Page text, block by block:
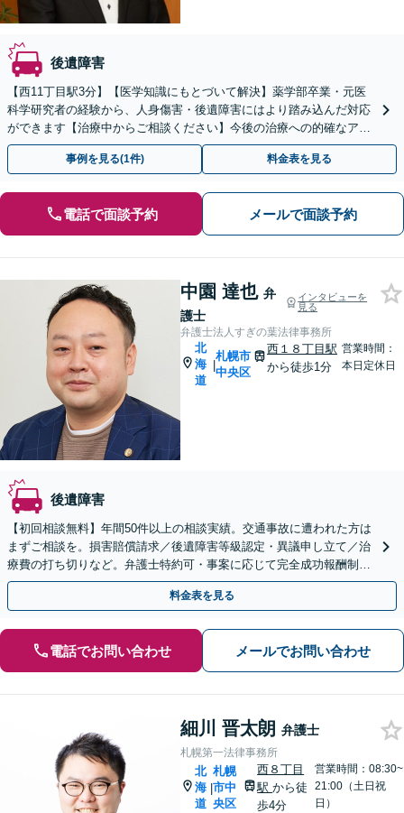
後遺障害
【西11丁目駅3分】【医学知識にもとづいて解決】薬学部卒業・元医
科学研究者の経験から、人身傷害・後遺障害にはより踏み込んだ対応
ができます【治療中からご相談ください】今後の治療への的確なアド
バイスが可能です【初回面談無料】【夜間面談可】
事例を見る(1件) 料金表を見る
電話で面談予約 メールで面談予約
中園 達也 弁
護士
インタビューを
見る
弁護士法人すぎの葉法律事務所
北
海
道
|
札幌市
中央区
西１８丁目駅
から徒歩1分
営業時間：
本日定休日
後遺障害
【初回相談無料】年間50件以上の相談実績。交通事故に遭われた方は
まずご相談を。損害賠償請求／後遺障害等級認定・異議申し立て／治
療費の打ち切りなど。弁護士特約可・事案に応じて完全成功報酬制を
採用するなど相談しやすい対応体制です
料金表を見る
電話でお問い合わせ メールでお問い合わせ
細川 晋太朗 弁護士
札幌第一法律事務所
北
海
道
|
札幌
市中
央区
西８丁目
駅から徒
歩4分
営業時間：08:30~
21:00（土日祝
日）